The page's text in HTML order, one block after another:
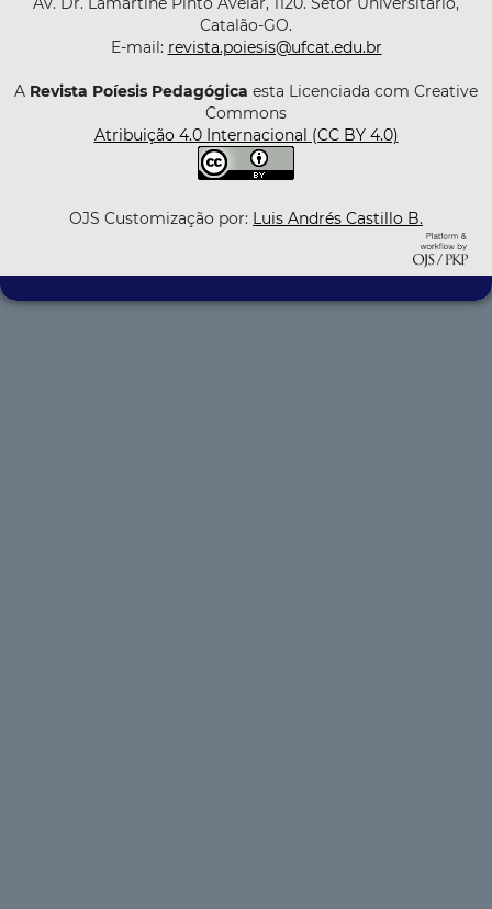
Catalão-GO.
E-mail: revista.poiesis@ufcat.edu.br
A Revista Poíesis Pedagógica esta Licenciada com Creative
Commons
Atribuição 4.0 Internacional (CC BY 4.0)
OJS Customização por: Luis Andrés Castillo B.